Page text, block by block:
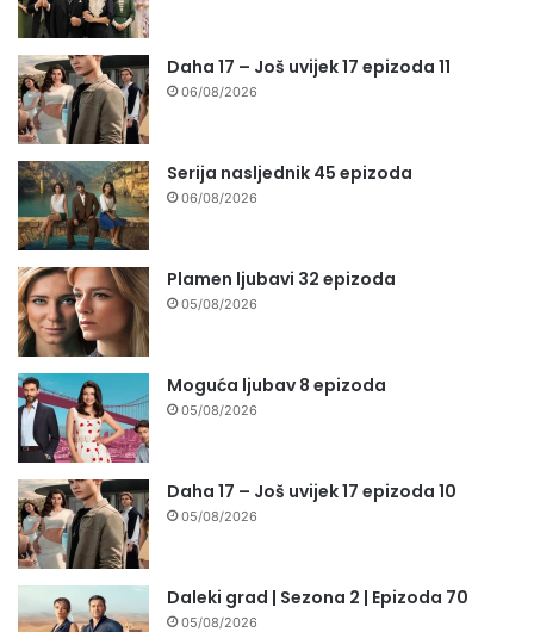
Daha 17 – Još uvijek 17 epizoda 11
06/08/2026
Serija nasljednik 45 epizoda
06/08/2026
Plamen ljubavi 32 epizoda
05/08/2026
Moguća ljubav 8 epizoda
05/08/2026
Daha 17 – Još uvijek 17 epizoda 10
05/08/2026
Daleki grad | Sezona 2 | Epizoda 70
05/08/2026